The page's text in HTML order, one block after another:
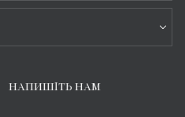
НАПИШІТЬ НАМ